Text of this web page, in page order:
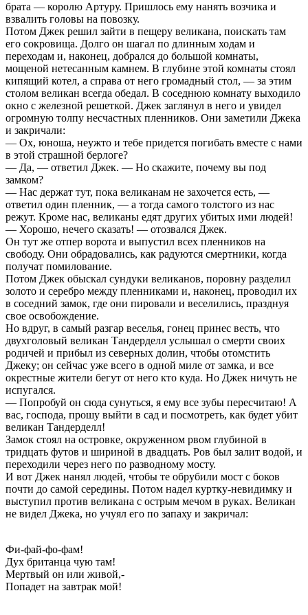
брата — королю Артуру. Пришлось ему нанять возчика и
взвалить головы на повозку.
Потом Джек решил зайти в пещеру великана, поискать там
его сокровища. Долго он шагал по длинным ходам и
переходам и, наконец, добрался до большой комнаты,
мощеной нетесанным камнем. В глубине этой комнаты стоял
кипящий котел, а справа от него громадный стол, — за этим
столом великан всегда обедал. В соседнюю комнату выходило
окно с железной решеткой. Джек заглянул в него и увидел
огромную толпу несчастных пленников. Они заметили Джека
и закричали:
— Ох, юноша, неужто и тебе придется погибать вместе с нами
в этой страшной берлоге?
— Да, — ответил Джек. — Но скажите, почему вы под
замком?
— Нас держат тут, пока великанам не захочется есть, —
ответил один пленник, — а тогда самого толстого из нас
режут. Кроме нас, великаны едят других убитых ими людей!
— Хорошо, нечего сказать! — отозвался Джек.
Он тут же отпер ворота и выпустил всех пленников на
свободу. Они обрадовались, как радуются смертники, когда
получат помилование.
Потом Джек обыскал сундуки великанов, поровну разделил
золото и серебро между пленниками и, наконец, проводил их
в соседний замок, где они пировали и веселились, празднуя
свое освобождение.
Но вдруг, в самый разгар веселья, гонец принес весть, что
двухголовый великан Тандерделл услышал о смерти своих
родичей и прибыл из северных долин, чтобы отомстить
Джеку; он сейчас уже всего в одной миле от замка, и все
окрестные жители бегут от него кто куда. Но Джек ничуть не
испугался.
— Попробуй он сюда сунуться, я ему все зубы пересчитаю! А
вас, господа, прошу выйти в сад и посмотреть, как будет убит
великан Тандерделл!
Замок стоял на островке, окруженном рвом глубиной в
тридцать футов и шириной в двадцать. Ров был залит водой, и
переходили через него по разводному мосту.
И вот Джек нанял людей, чтобы те обрубили мост с боков
почти до самой середины. Потом надел куртку-невидимку и
выступил против великана с острым мечом в руках. Великан
не видел Джека, но учуял его по запаху и закричал:
Фи-фай-фо-фам!
Дух британца чую там!
Мертвый он или живой,-
Попадет на завтрак мой!